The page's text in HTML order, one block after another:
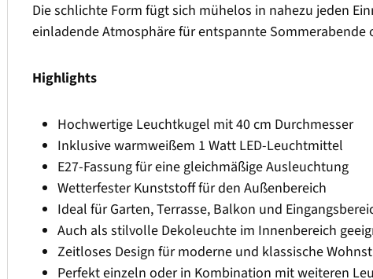
Die schlichte Form fügt sich mühelos in nahezu jeden
einladende Atmosphäre für entspannte Sommerabende
Highlights
Hochwertige Leuchtkugel mit 40 cm Durchmesser
Inklusive warmweißem 1 Watt LED-Leuchtmittel
E27-Fassung für eine gleichmäßige Ausleuchtung
Wetterfester Kunststoff für den Außenbereich
Ideal für Garten, Terrasse, Balkon und
Auch als stilvolle Dekoleuchte im Innenbereich
Zeitloses Design für moderne und klassische
Perfekt einzeln oder in Kombination mit weiteren